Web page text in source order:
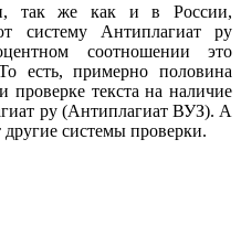
так же как и в России,
систему Антиплагиат ру
соотношении это
есть, примерно половина
проверке текста на наличие
ру (Антиплагиат ВУЗ). А
системы проверки.